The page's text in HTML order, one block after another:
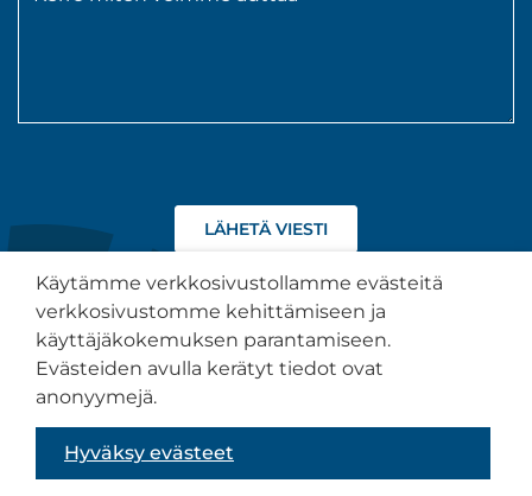
tietojeni
tietosuojaselosteen
kuvaamalla
tavalla.
Tietosuojaseloste
Saavutettavuusseloste
Käytämme verkkosivustollamme evästeitä
verkkosivustomme kehittämiseen ja
käyttäjäkokemuksen parantamiseen.
Evästeiden avulla kerätyt tiedot ovat
anonyymejä.
Hyväksy evästeet